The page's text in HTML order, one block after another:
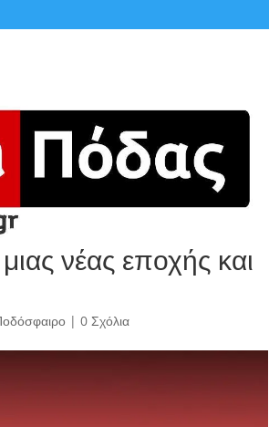
νέας εποχής και
| 0 Σχόλια